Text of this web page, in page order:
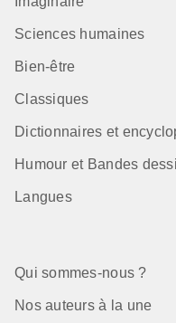
Sciences humaines
Bien-être
Classiques
Dictionnaires et
Humour et Bandes
Langues
Qui sommes-nous ?
Nos auteurs à la une